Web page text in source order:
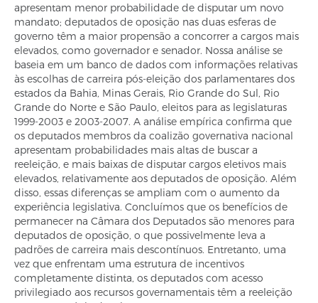
apresentam menor probabilidade de disputar um novo
mandato; deputados de oposição nas duas esferas de
governo têm a maior propensão a concorrer a cargos mais
elevados, como governador e senador. Nossa análise se
baseia em um banco de dados com informações relativas
às escolhas de carreira pós-eleição dos parlamentares dos
estados da Bahia, Minas Gerais, Rio Grande do Sul, Rio
Grande do Norte e São Paulo, eleitos para as legislaturas
1999-2003 e 2003-2007. A análise empírica confirma que
os deputados membros da coalizão governativa nacional
apresentam probabilidades mais altas de buscar a
reeleição, e mais baixas de disputar cargos eletivos mais
elevados, relativamente aos deputados de oposição. Além
disso, essas diferenças se ampliam com o aumento da
experiência legislativa. Concluímos que os benefícios de
permanecer na Câmara dos Deputados são menores para
deputados de oposição, o que possivelmente leva a
padrões de carreira mais descontínuos. Entretanto, uma
vez que enfrentam uma estrutura de incentivos
completamente distinta, os deputados com acesso
privilegiado aos recursos governamentais têm a reeleição